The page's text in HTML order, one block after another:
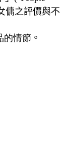
傭之評價與不
的情節 。